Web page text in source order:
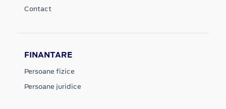
Contact
FINANTARE
Persoane fizice
Persoane juridice